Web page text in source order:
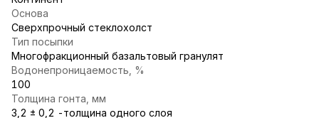
Основа
Сверхпрочный стеклохолст
Тип посыпки
Многофракционный базальтовый гранулят
Водонепроницаемость, %
100
Толщина гонта, мм
3,2 ± 0,2 -толщина одного слоя